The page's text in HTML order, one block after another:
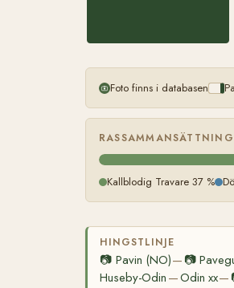
Foto finns i databasen
RASSAMMANSÄTTNING
Kallblodig Travare 37 %
HINGSTLINJE
📷 Pavin (NO)— 📷
Huseby-Odin —Odin xx—